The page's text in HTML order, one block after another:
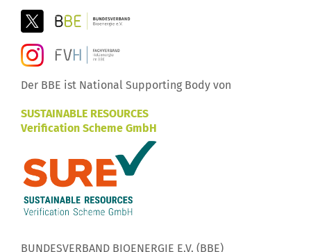
Der BBE ist National Supporting Body von
SUSTAINABLE RESOURCES
Verification Scheme GmbH
BUNDESVERBAND BIOENERGIE E.V. (BBE)